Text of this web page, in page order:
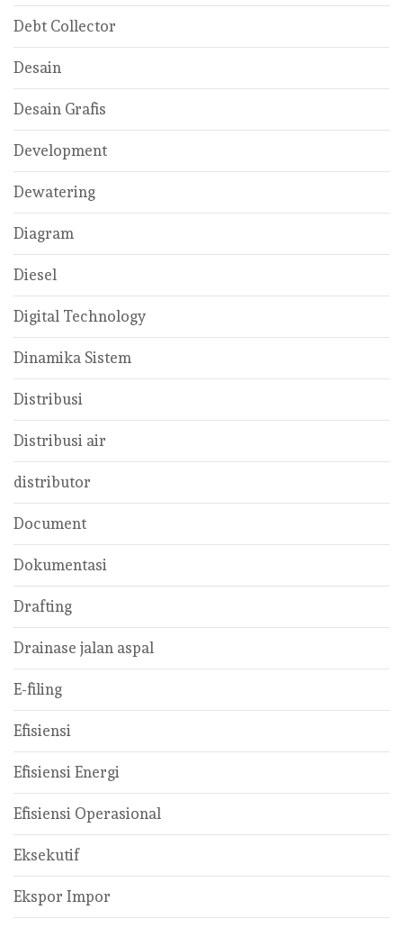
Debt Collector
Desain
Desain Grafis
Development
Dewatering
Diagram
Diesel
Digital Technology
Dinamika Sistem
Distribusi
Distribusi air
distributor
Document
Dokumentasi
Drafting
Drainase jalan aspal
E-filing
Efisiensi
Efisiensi Energi
Efisiensi Operasional
Eksekutif
Ekspor Impor